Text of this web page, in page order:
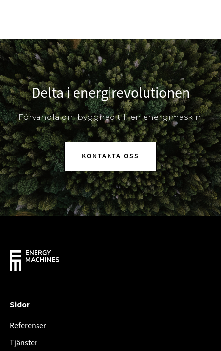
Delta i energirevolutionen
Förvandla din byggnad till en energimaskin.
KONTAKTA OSS
Sidor
Referenser
Tjänster